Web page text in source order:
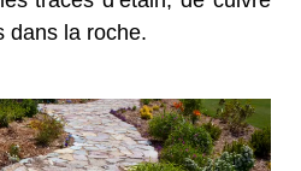
dans la roche.